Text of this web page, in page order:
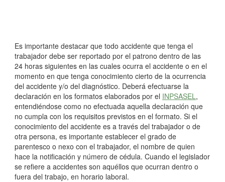
Es importante destacar que todo accidente que tenga el
trabajador debe ser reportado por el patrono dentro de las
24 horas siguientes en las cuales ocurra el accidente o en el
momento en que tenga conocimiento cierto de la ocurrencia
del accidente y/o del diagnóstico. Deberá efectuarse la
declaración en los formatos elaborados por el INPSASEL,
entendiéndose como no efectuada aquella declaración que
no cumpla con los requisitos previstos en el formato. Si el
conocimiento del accidente es a través del trabajador o de
otra persona, es importante establecer el grado de
parentesco o nexo con el trabajador, el nombre de quien
hace la notificación y número de cédula. Cuando el legislador
se refiere a accidentes son aquéllos que ocurran dentro o
fuera del trabajo, en horario laboral.